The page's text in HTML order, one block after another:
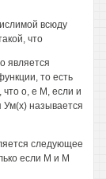
всюду
что
является
то есть
что о, е М, если и
Ум(х) называется
следующее
если М и М